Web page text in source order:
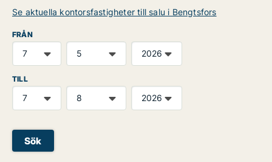
Se aktuella kontorsfastigheter till salu i Bengtsfors
FRÅN
TILL
Sök